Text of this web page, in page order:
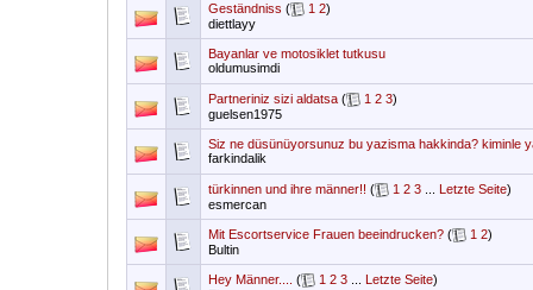
Geständniss ( 1 2)
diettlayy
Bayanlar ve motosiklet tutkusu
oldumusimdi
Partneriniz sizi aldatsa ( 1 2 3)
guelsen1975
Siz ne düsünüyorsunuz bu yazisma hakkinda? kiminle
farkindalik
türkinnen und ihre männer!! ( 1 2 3 Letzte Seite)
esmercan
Mit Escortservice Frauen beeindrucken? ( 1 2)
Bultin
Hey Männer.... ( 1 2 3 Letzte Seite)